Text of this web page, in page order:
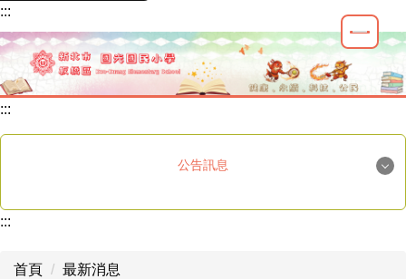
跳
到
要
內
:::
:::
公告訊息
:::
首頁 最新消息